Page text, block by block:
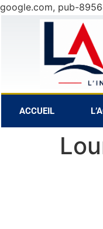
google.com, pub-
9
ACCUEIL